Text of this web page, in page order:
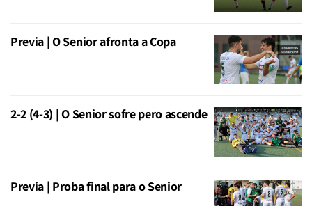
Previa | O Senior afronta a Copa
2-2 (4-3) | O Senior sofre pero ascende
Previa | Proba final para o Senior